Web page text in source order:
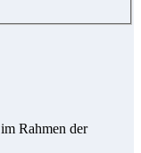
Rahmen der